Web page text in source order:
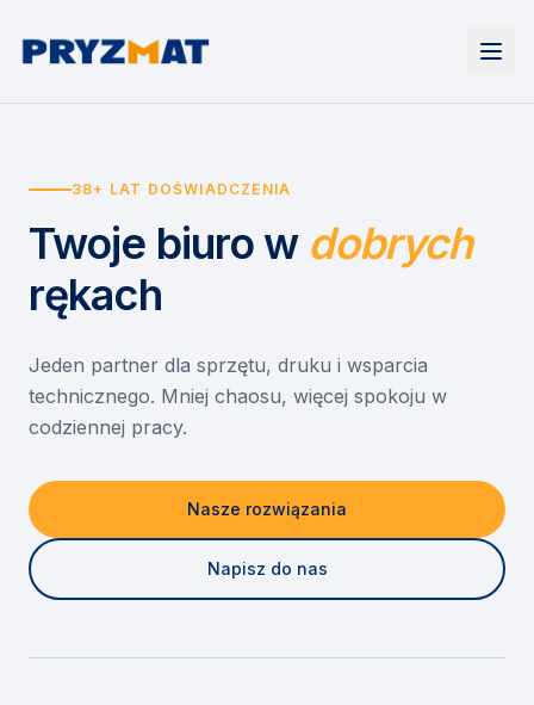
Urządzenia
Drukarki i urządzenia wielofunkcyjne
Etykiety i identyfikacja
Skanery i obieg dokumentów
Monitory interaktywne
Niszczarki dokumentów
Wynajem drukarek
Wynajem urządzeń biurowych
Asystent druku
EZD RP
Misja szkoła
Serwis
O nas
Kontakt
38+ LAT DOŚWIADCZENIA
Twoje biuro w dobrych
rękach
Jeden partner dla sprzętu, druku i wsparcia
technicznego. Mniej chaosu, więcej spokoju w
codziennej pracy.
Nasze rozwiązania
Napisz do nas